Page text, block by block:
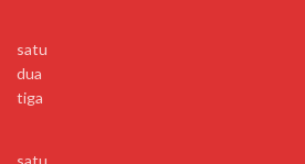
satu
dua
tiga
satu